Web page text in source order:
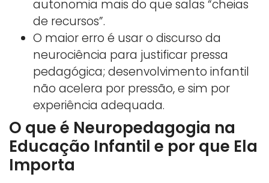
autonomia mais do que salas “cheias
de recursos”.
O maior erro é usar o discurso da
neurociência para justificar pressa
pedagógica; desenvolvimento infantil
não acelera por pressão, e sim por
experiência adequada.
O que é Neuropedagogia na
Educação Infantil e por que Ela
Importa